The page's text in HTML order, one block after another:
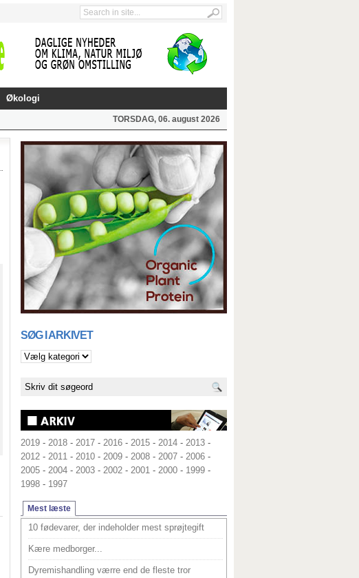
Økologi
TORSDAG, 06. august 2026
SØG I ARKIVET
2019 - 2018 - 2017 - 2016 - 2015 - 2014 - 2013 -
2012 - 2011 - 2010 - 2009 - 2008 - 2007 - 2006 -
2005 - 2004 - 2003 - 2002 - 2001 - 2000 - 1999 -
1998 - 1997
Mest læste
10 fødevarer, der indeholder mest sprøjtegift
Kære medborger...
Dyremishandling værre end de fleste tror